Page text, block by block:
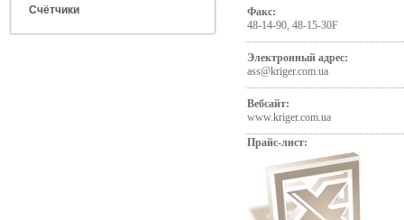
Счётчики
Факс:
48-14-90, 48-15-30F
Электронный адрес:
ass@kriger.com.ua
Вебсайт:
www.kriger.com.ua
Прайс-лист: